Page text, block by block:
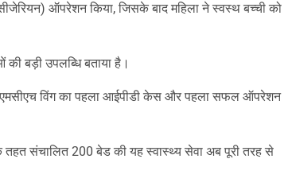
ऑपरेशन किया, जिसके बाद महिला ने स्वस्थ बच्ची को
बड़ी उपलब्धि बताया है।
विंग का पहला आईपीडी केस और पहला सफल ऑपरेशन
संचालित 200 बेड की यह स्वास्थ्य सेवा अब पूरी तरह से